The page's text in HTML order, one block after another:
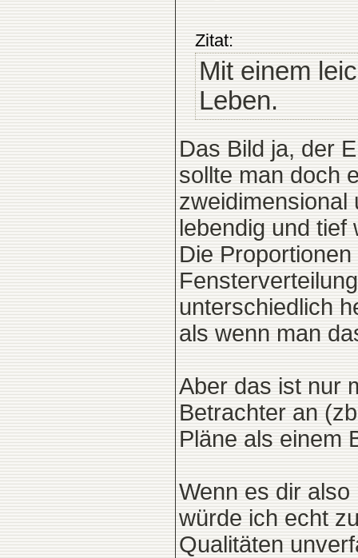
Zitat:
Mit einem
Leben.
Das Bild ja, der
sollte man doch
zweidimensional
lebendig und tief
Die
unterschiedlich
als wenn man
Aber das ist nur
Betrachter an
Pläne als einem
Wenn es dir
würde ich echt
Qualitäten